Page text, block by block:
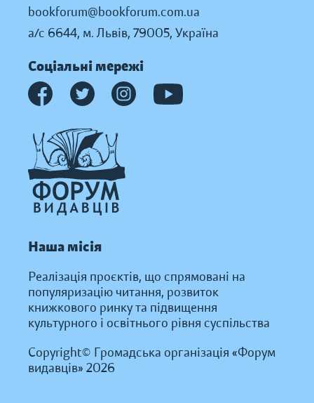
bookforum@bookforum.com.ua
а/с 6644, м. Львів, 79005, Україна
Соціальні мережі
Наша місія
Реалізація проєктів, що спрямовані на
популяризацію читання, розвиток
книжкового ринку та підвищення
культурного і освітнього рівня суспільства
Copyright© Громадська організація «Форум
видавців» 2026